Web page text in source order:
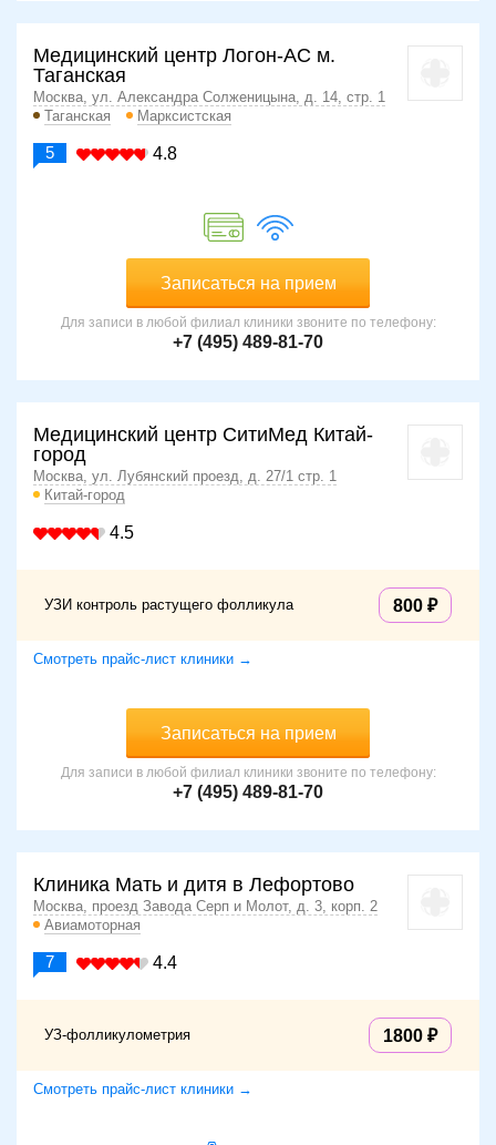
Медицинский центр Логон-АС м.
Таганская
Москва, ул. Александра Солженицына, д. 14, стр. 1
Таганская
Марксистская
5 4.8
Записаться на прием
Для записи в любой филиал клиники звоните по телефону:
+7 (495) 489-81-70
Медицинский центр СитиМед Китай-
город
Москва, ул. Лубянский проезд, д. 27/1 стр. 1
Китай-город
4.5
УЗИ контроль растущего фолликула 800
Смотреть прайс-лист клиники →
Записаться на прием
Для записи в любой филиал клиники звоните по телефону:
+7 (495) 489-81-70
Клиника Мать и дитя в Лефортово
Москва, проезд Завода Серп и Молот, д. 3, корп. 2
Авиамоторная
7 4.4
УЗ-фолликулометрия 1800
Смотреть прайс-лист клиники →